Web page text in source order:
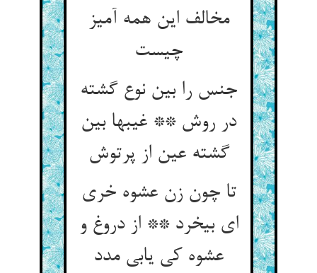
مخالف این همه آمیز
چیست‏
جنس را بین نوع گشته
در روش ** غیبها بین
گشته عین از پرتوش‏
تا چون زن عشوه خری
ای بی‏خرد ** از دروغ و
عشوه کی یابی مدد